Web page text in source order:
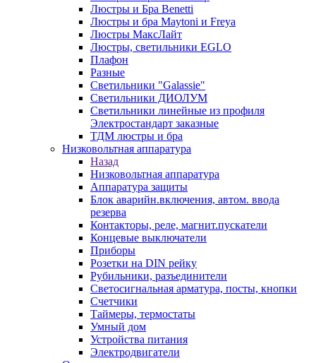
Люстры и Бра Benetti
Люстры и бра Maytoni и Freya
Люстры МаксЛайт
Люстры, светильники EGLO
Плафон
Разные
Светильники "Galassie"
Светильники ДИОЛУМ
Светильники линейные из профиля
Электростандарт заказные
ТДМ люстры и бра
Низковольтная аппаратура
Назад
Низковольтная аппаратура
Аппаратура защиты
Блок аварийн.включения, автом. ввода
резерва
Контакторы, реле, магнит.пускатели
Концевые выключатели
Приборы
Розетки на DIN рейку
Рубильники, разъединители
Светосигнальная арматура, посты, кнопки
Счетчики
Таймеры, термостаты
Умный дом
Устройства питания
Электродвигатели